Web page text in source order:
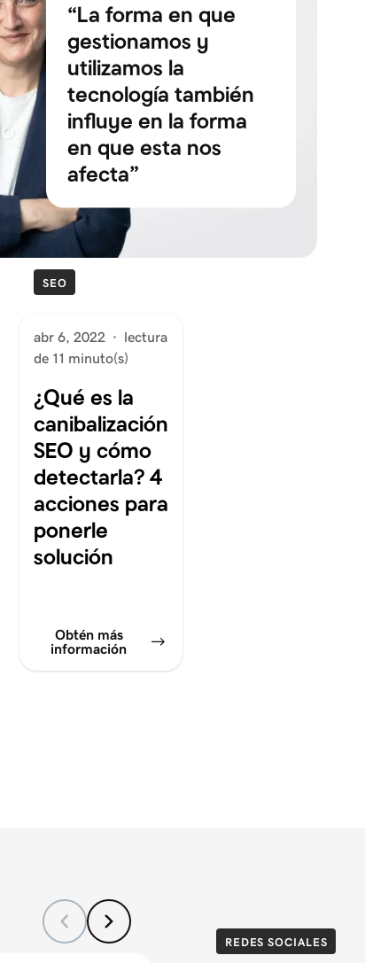
“La forma en que
gestionamos y
utilizamos la
tecnología también
influye en la forma
en que esta nos
afecta”
SEO
abr 6, 2022 · lectura
de 11 minuto(s)
¿Qué es la
canibalización
SEO y cómo
detectarla? 4
acciones para
ponerle
solución
Obtén más
información
REDES SOCIALES